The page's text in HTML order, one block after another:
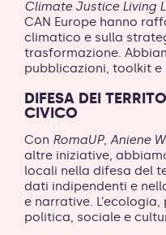
Climate Justice Living
CAN Europe hanno
climatico e sulla
trasformazione.
pubblicazioni, toolkit
DIFESA DEI
CIVICO
Con RomaUP, Aniene
altre iniziative,
locali nella difesa del
dati indipendenti e
e narrative.
politica, sociale e